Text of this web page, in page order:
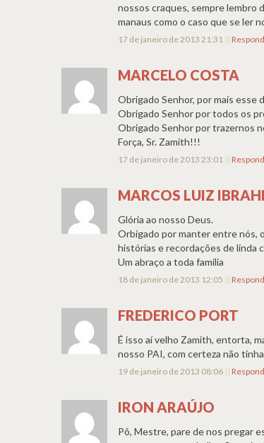
nossos craques, sempre lembro
manaus como o caso que se ler
17 de janeiro de 2013 21:31 ||
MARCELO COSTA
Obrigado Senhor, por mais esse
Obrigado Senhor por todos os
Obrigado Senhor por trazernos
Força, Sr. Zamith!!!
17 de janeiro de 2013 23:01 ||
MARCOS LUIZ
Glória ao nosso Deus.
Orbigado por manter entre nós,
histórias e recordações de linda
Um abraço a toda família
18 de janeiro de 2013 12:05 ||
FREDERICO PORT
É isso aí velho Zamith, entorta,
nosso PAI, com certeza não
19 de janeiro de 2013 08:06 ||
IRON ARAÚJO
Pô, Mestre, pare de nos pregar